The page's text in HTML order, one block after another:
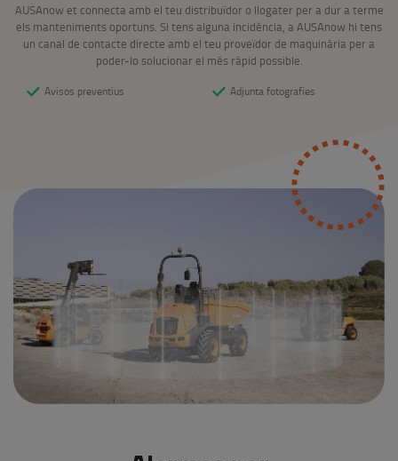
AUSAnow et connecta amb el teu distribuïdor o llogater per a dur a terme
els manteniments oportuns. Si tens alguna incidència, a AUSAnow hi tens
un canal de contacte directe amb el teu proveïdor de maquinària per a
poder-lo solucionar el més ràpid possible.
Avisos preventius Adjunta fotografies